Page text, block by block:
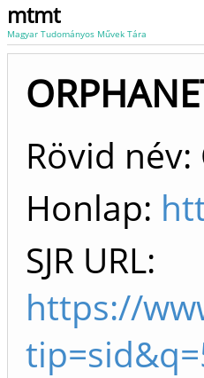
mtmt
Magyar Tudományos Művek Tára
Rövid név:
Honlap:
SJR URL:
https://